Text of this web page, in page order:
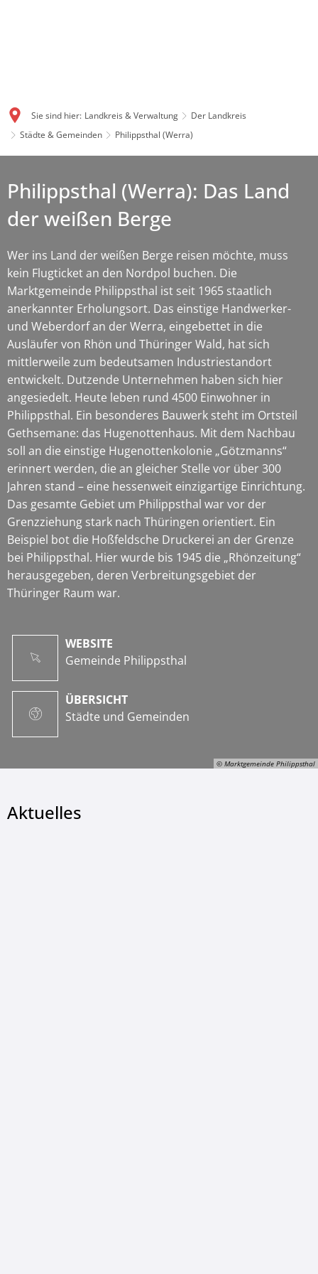
Sie sind hier: Landkreis & Verwaltung
Der Landkreis
Städte & Gemeinden
Philippsthal (Werra)
© Marktgemeinde Philippsthal
Philippsthal (Werra): Das Land
der weißen Berge
Wer ins Land der weißen Berge reisen möchte, muss
kein Flugticket an den Nordpol buchen. Die
Marktgemeinde Philippsthal ist seit 1965 staatlich
anerkannter Erholungsort. Das einstige Handwerker-
und Weberdorf an der Werra, eingebettet in die
Ausläufer von Rhön und Thüringer Wald, hat sich
mittlerweile zum bedeutsamen Industriestandort
entwickelt. Dutzende Unternehmen haben sich hier
angesiedelt. Heute leben rund 4500 Einwohner in
Philippsthal. Ein besonderes Bauwerk steht im Ortsteil
Gethsemane: das Hugenottenhaus. Mit dem Nachbau
soll an die einstige Hugenottenkolonie „Götzmanns“
erinnert werden, die an gleicher Stelle vor über 300
Jahren stand – eine hessenweit einzigartige Einrichtung.
Das gesamte Gebiet um Philippsthal war vor der
Grenzziehung stark nach Thüringen orientiert. Ein
Beispiel bot die Hoßfeldsche Druckerei an der Grenze
bei Philippsthal. Hier wurde bis 1945 die „Rhönzeitung“
herausgegeben, deren Verbreitungsgebiet der
Thüringer Raum war.
WEBSITE
Gemeinde Philippsthal
ÜBERSICHT
Städte und Gemeinden
Aktuelles